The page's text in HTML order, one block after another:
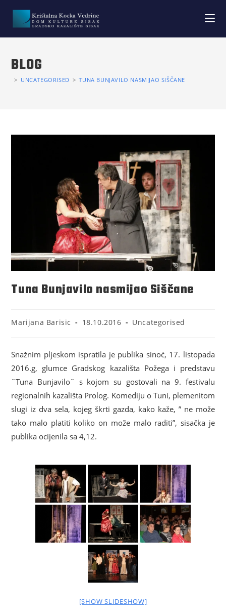
BLOG
> UNCATEGORISED > TUNA BUNJAVILO NASMIJAO SIŠČANE
Tuna Bunjavilo nasmijao Siščane
Marijana Barisic 18.10.2016 Uncategorised
Snažnim pljeskom ispratila je publika sinoć, 17. listopada
2016.g, glumce Gradskog kazališta Požega i predstavu
˝Tuna Bunjavilo˝ s kojom su gostovali na 9. festivalu
regionalnih kazališta Prolog. Komediju o Tuni, plemenitom
slugi iz dva sela, kojeg škrti gazda, kako kaže, ” ne može
tako malo platiti koliko on može malo raditi”, sisačka je
publika ocijenila sa 4,12.
[SHOW SLIDESHOW]